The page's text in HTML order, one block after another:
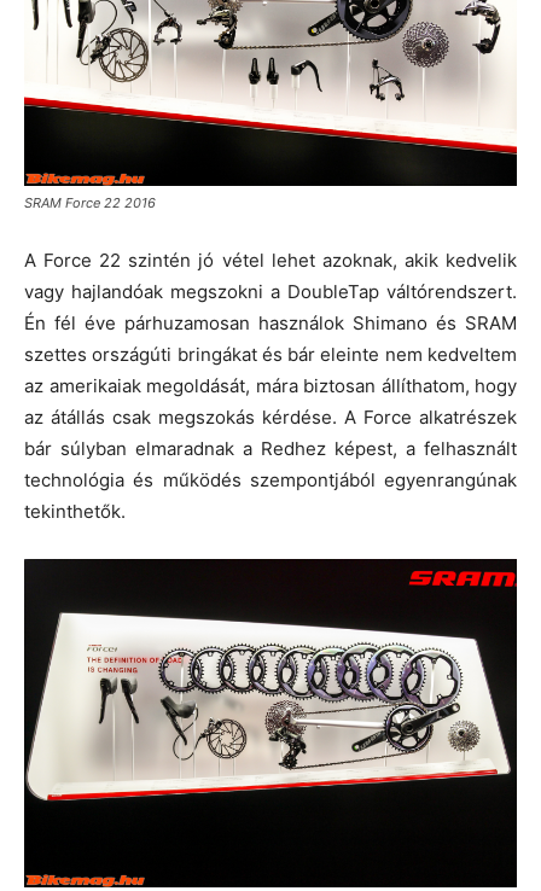
SRAM Force 22 2016
A Force 22 szintén jó vétel lehet azoknak, akik kedvelik
vagy hajlandóak megszokni a DoubleTap váltórendszert.
Én fél éve párhuzamosan használok Shimano és SRAM
szettes országúti bringákat és bár eleinte nem kedveltem
az amerikaiak megoldását, mára biztosan állíthatom, hogy
az átállás csak megszokás kérdése. A Force alkatrészek
bár súlyban elmaradnak a Redhez képest, a felhasznált
technológia és működés szempontjából egyenrangúnak
tekinthetők.